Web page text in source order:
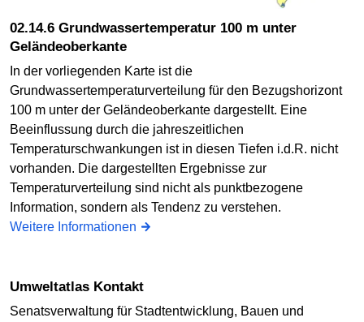
02.14.6 Grundwassertemperatur 100 m unter
Geländeoberkante
In der vorliegenden Karte ist die
Grundwassertemperaturverteilung für den Bezugshorizont
100 m unter der Geländeoberkante dargestellt. Eine
Beeinflussung durch die jahreszeitlichen
Temperaturschwankungen ist in diesen Tiefen i.d.R. nicht
vorhanden. Die dargestellten Ergebnisse zur
Temperaturverteilung sind nicht als punktbezogene
Information, sondern als Tendenz zu verstehen.
Weitere Informationen
Umweltatlas Kontakt
Senatsverwaltung für Stadtentwicklung, Bauen und